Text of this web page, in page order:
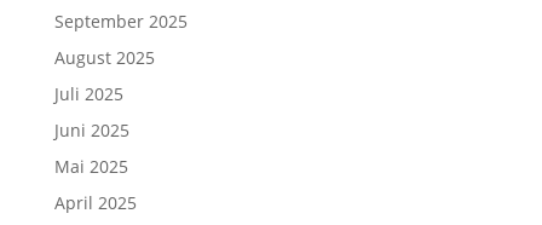
September 2025
August 2025
Juli 2025
Juni 2025
Mai 2025
April 2025